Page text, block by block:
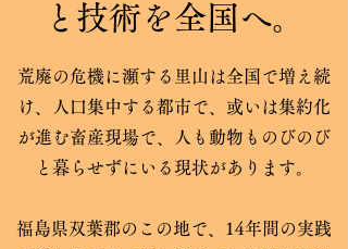
と技術を全国へ。
荒廃の危機に瀕する里山は全国で増え続
け、人口集中する都市で、或いは集約化
が進む畜産現場で、人も動物ものびのび
と暮らせずにいる現状があります。
福島県双葉郡のこの地で、14年間の実践